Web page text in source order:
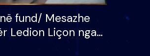
fund/ Mesazhe
Ledion Liçon nga
e tij, moderatori